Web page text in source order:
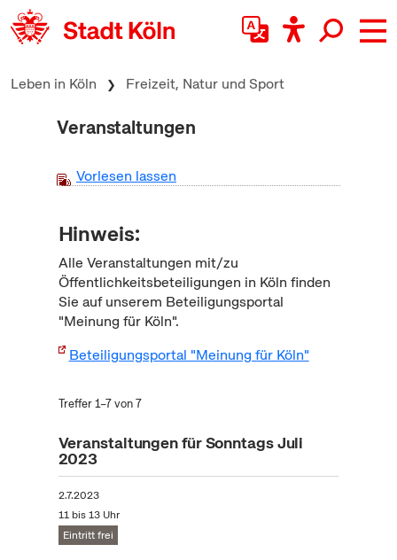
zum Inhalt springen
Leben in Köln Freizeit, Natur und Sport
Veranstaltungen
Vorlesen lassen
Hinweis:
Alle Veranstaltungen mit/zu
Öffentlichkeitsbeteiligungen in Köln finden
Sie auf unserem Beteiligungsportal
"Meinung für Köln".
Beteiligungsportal "Meinung für Köln"
Treffer 1–7 von 7
Veranstaltungen für Sonntags Juli
2023
2.7.2023
11 bis 13 Uhr
Eintritt frei